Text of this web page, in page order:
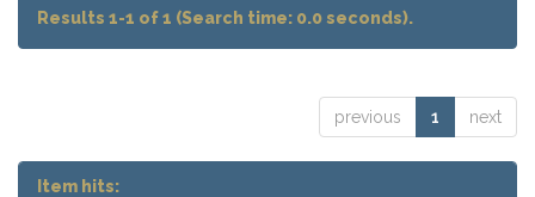
Results 1-1 of 1 (Search time: 0.0 seconds).
previous 1 next
Item hits: